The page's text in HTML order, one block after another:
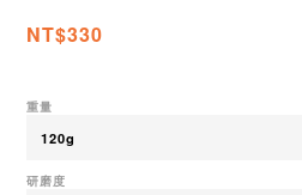
NT$330
重量
研磨度